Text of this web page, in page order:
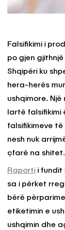
Falsifikimi i
po gjen
Shqipëri ku
hera-herës
ushqimore.
lartë falsifikimi
falsifikimeve
nesh nuk
çfarë na shitet.
Raporti i fundit
sa i përket
bërë
etiketimin e
ushqimin dhe